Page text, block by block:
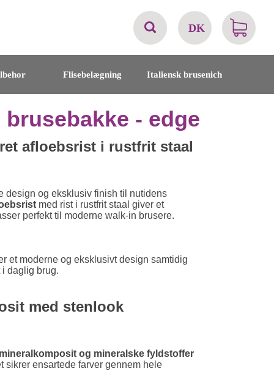
DK
BE
CH
Flisebelægning Italiensk brusenich
- edge
afloebsrist i rustfrit staal
design og eksklusiv finish til nutidens
med rist i rustfrit staal giver et
perfekt til moderne walk-in brusere.
et moderne og eksklusivt design samtidig
i daglig brug.
med stenlook
og mineralske fyldstoffer
sikrer ensartede farver gennem hele